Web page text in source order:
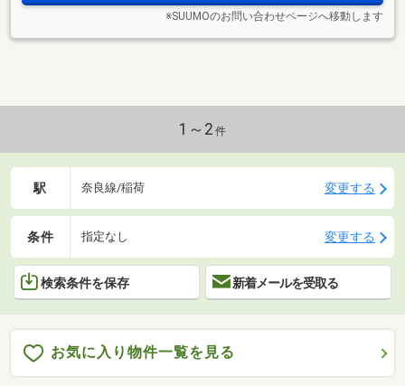
※SUUMOのお問い合わせページへ移動します
1～2 件
駅 奈良線/稲荷 変更する
条件 指定なし 変更する
検索条件を保存 新着メールを受取る
お気に入り物件一覧を見る